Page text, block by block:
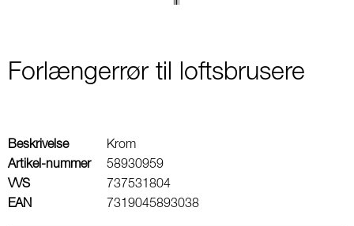
Forlængerrør til loftsbrusere
Beskrivelse
Krom
Artikel-nummer
58930959
VVS
737531804
EAN
7319045893038